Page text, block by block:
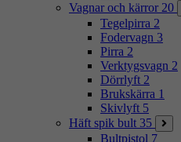
Vagnar och kärror 20
Tegelpirra 2
Fodervagn 3
Pirra 2
Verktygsvagn 2
Dörrlyft 2
Brukskärra 1
Skivlyft 5
Häft spik bult 35
Bultpistol 7